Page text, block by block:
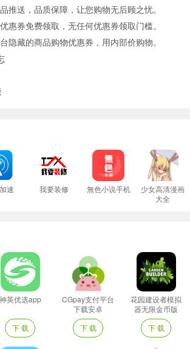
推送，品质保障，让您购物无后顾之忧。
惠券免费领取，无任何优惠券领取门槛。
隐藏的商品购物优惠券，用内部价购物。
速 我要装修 無色小说手机
少女高清漫画
大全
神英优选app
下 载
CGpay支付平台
下载安卓
下 载
花园建设者模拟
器无限金币版
下 载